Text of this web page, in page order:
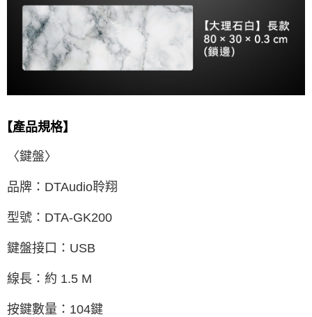
【產品規格】
〈鍵盤〉
品牌：DTAudio聆翔
型號：DTA-GK200
鍵盤接口：USB
線長：約 1.5 M
按鍵數量：104鍵